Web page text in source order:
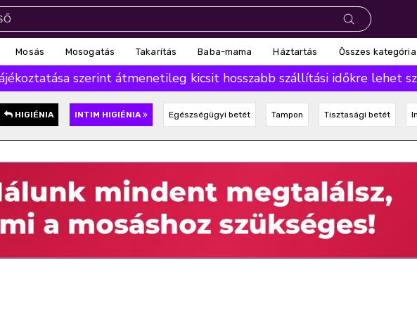
Mosás Mosogatás Takarítás Baba-mama Háztartás Összes kategória
szerint átmenetileg kicsit hosszabb szállítási időkre lehet
HIGIÉNIA INTIM HIGIÉNIA Egészségügyi betét Tampon Tisztasági betét